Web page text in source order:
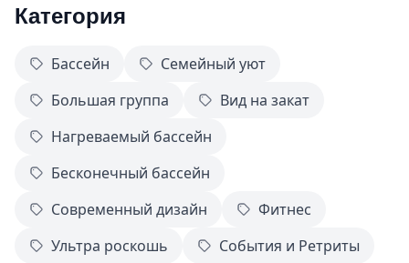
Категория
Бассейн
Семейный уют
Большая группа
Вид на закат
Нагреваемый бассейн
Бесконечный бассейн
Современный дизайн
Фитнес
Ультра роскошь
События и Ретриты